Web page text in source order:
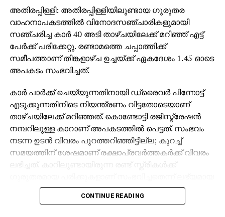
അതിരപ്പിള്ളി: അതിരപ്പിള്ളിയിലുണ്ടായ ഗുരുതര
വാഹനാപകടത്തില്‍ വിനോദസഞ്ചാരികളുമായി
സഞ്ചരിച്ച കാര്‍ 40 അടി താഴ്ചയിലേക്ക് മറിഞ്ഞ് എട്ട്
പേര്‍ക്ക് പരിക്കേറ്റു. രണ്ടാമത്തെ ചപ്പാത്തിക്ക്
സമീപത്താണ് തിങ്കളാഴ്ച ഉച്ചയ്ക്ക് ഏകദേശം 1.45 ഓടെ
അപകടം സംഭവിച്ചത്.
കാര്‍ പാര്‍ക്ക് ചെയ്യുന്നതിനായി ഡ്രൈവര്‍ പിന്നോട്ട്
എടുക്കുന്നതിനിടെ നിയന്ത്രണം വിട്ടതോടെയാണ്
താഴ്ചയിലേക്ക് മറിഞ്ഞത്. കൊണ്ടോട്ടി രജിസ്ട്രേഷന്‍
നമ്പറിലുള്ള കാറാണ് അപകടത്തില്‍ പെട്ടത്. സംഭവം
നടന്ന ഉടന്‍ വിവരം പുറത്തറിഞ്ഞിട്ടില്ല; കുറച്ച്
സമയത്തിന് ശേഷമാണ് രക്ഷാപ്രവര്‍ത്തകര്‍ക്ക് വിവരം
ലഭിച്ചത്. കാറിലുണ്ടായിരുന്ന രണ്ട് സ്ത്രീകള്‍ക്ക്
വിവരങ്ങള്‍ വ്യക്തമാക്കുന്നു.
CONTINUE READING